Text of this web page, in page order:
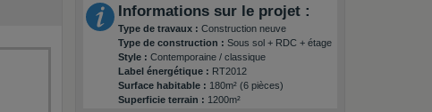
Informations sur le projet :
Type de travaux : Construction neuve
Type de construction : Sous sol + RDC + étage
Style : Contemporaine / classique
Label énergétique : RT2012
Surface habitable : 180m² (6 pièces)
Superficie terrain : 1200m²